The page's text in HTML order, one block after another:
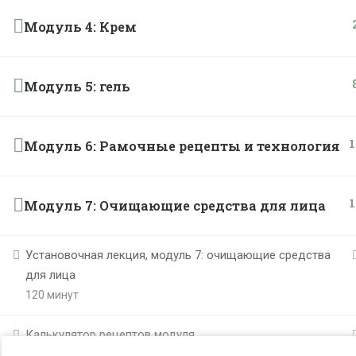
Модуль 4: Крем
Модуль 5: гель
Модуль 6: Рамочные рецепты и технология
Модуль 7: Очищающие средства для лица
Установочная лекция, модуль 7: очищающие средства
для лица
120 минут
Калькулятор рецептов модуля